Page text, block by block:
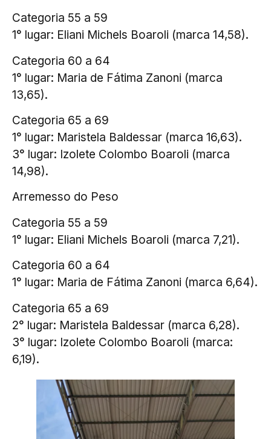
Categoria 55 a 59
1° lugar: Eliani Michels Boaroli (marca 14,58).
Categoria 60 a 64
1° lugar: Maria de Fátima Zanoni (marca
13,65).
Categoria 65 a 69
1° lugar: Maristela Baldessar (marca 16,63).
3° lugar: Izolete Colombo Boaroli (marca
14,98).
Arremesso do Peso
Categoria 55 a 59
1° lugar: Eliani Michels Boaroli (marca 7,21).
Categoria 60 a 64
1° lugar: Maria de Fátima Zanoni (marca 6,64).
Categoria 65 a 69
2° lugar: Maristela Baldessar (marca 6,28).
3° lugar: Izolete Colombo Boaroli (marca:
6,19).